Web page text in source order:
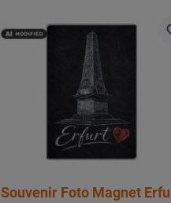
Souvenir Foto Magnet